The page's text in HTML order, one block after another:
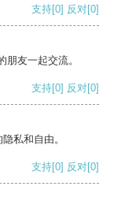
支持[0] 反对[0]
友一起交流。
支持[0] 反对[0]
私和自由。
支持[0] 反对[0]